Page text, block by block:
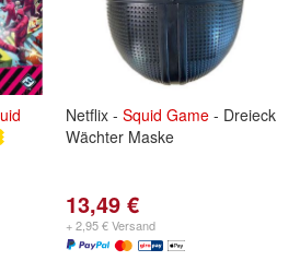
Netflix - Squid Game - Dreieck
Wächter Maske
13,49 €
+ 2,95 € Versand